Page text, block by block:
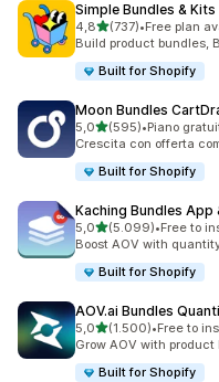
Simple Bundles & Kits
4,8stelle su 5
(737)
737 recensioni totali
•Free plan
Build product bundles,
Built for Shopify
Moon Bundles
5,0stelle su 5
(595)
595 recensioni totali
•Piano
Crescita con offerta
Built for Shopify
Kaching Bundles App
5,0stelle su 5
(5.099)
5099 recensioni totali
•Free to
Boost AOV with
Built for Shopify
AOV.ai Bundles
5,0stelle su 5
(1.500)
1500 recensioni totali
•Free to
Grow AOV with
Built for Shopify